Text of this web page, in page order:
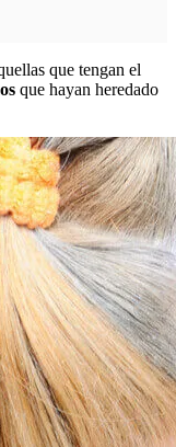
que tengan el
que hayan heredado